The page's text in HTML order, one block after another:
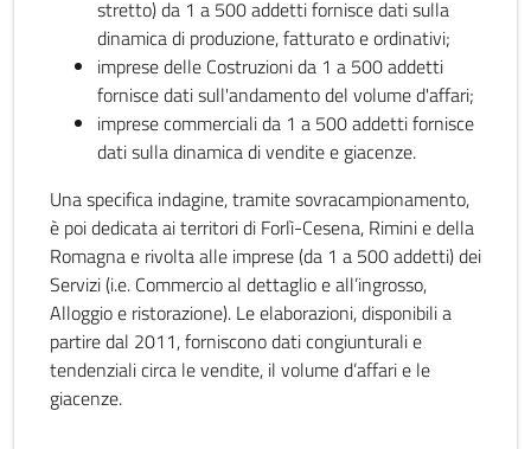
stretto) da 1 a 500 addetti fornisce dati sulla
dinamica di produzione, fatturato e ordinativi;
imprese delle Costruzioni da 1 a 500 addetti
fornisce dati sull'andamento del volume d'affari;
imprese commerciali da 1 a 500 addetti fornisce
dati sulla dinamica di vendite e giacenze.
Una specifica indagine, tramite sovracampionamento,
è poi dedicata ai territori di Forlì-Cesena, Rimini e della
Romagna e rivolta alle imprese (da 1 a 500 addetti) dei
Servizi (i.e. Commercio al dettaglio e all’ingrosso,
Alloggio e ristorazione). Le elaborazioni, disponibili a
partire dal 2011, forniscono dati congiunturali e
tendenziali circa le vendite, il volume d’affari e le
giacenze.